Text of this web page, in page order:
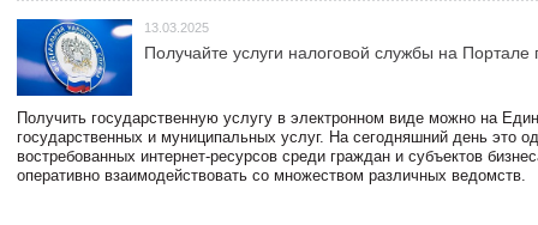
13.03.2025
Получайте услуги налоговой службы на Портале
Получить государственную услугу в электронном виде можно на
государственных и муниципальных услуг. На сегодняшний день это
востребованных интернет-ресурсов среди граждан и субъектов
оперативно взаимодействовать со множеством различных ведомств.